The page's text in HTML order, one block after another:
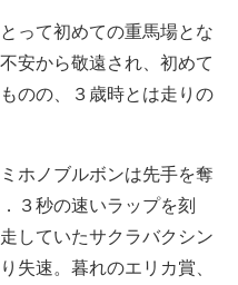
って初めての重馬場とな
安から敬遠され、初めて
のの、３歳時とは走りの
ホノブルボンは先手を奪
３秒の速いラップを刻
していたサクラバクシン
失速。暮れのエリカ賞、